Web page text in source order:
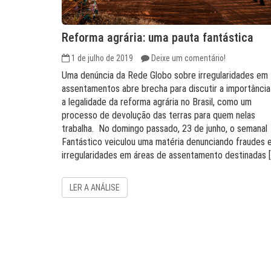
Reforma agrária: uma pauta fantástica
1 de julho de 2019 Deixe um comentário!
Uma denúncia da Rede Globo sobre irregularidades em
assentamentos abre brecha para discutir a
a legalidade da reforma agrária no Brasil, como um
processo de devolução das terras para quem nelas
trabalha. No domingo passado, 23 de junho, o semanal
Fantástico veiculou uma matéria denunciando fraudes e
irregularidades em áreas de assentamento destinadas
LER A ANÁLISE